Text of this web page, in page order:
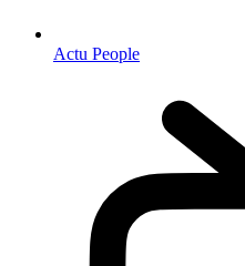
Actu People